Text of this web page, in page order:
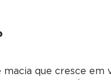
que cresce em